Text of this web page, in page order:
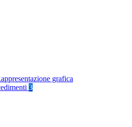
grafica
3